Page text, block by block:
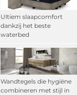
Ultiem slaapcomfort
dankzij het beste
waterbed
Wandtegels die hygiëne
combineren met stijl in